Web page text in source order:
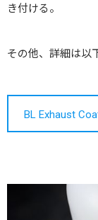
き付ける。
その他、詳細は以
BL Exhaust